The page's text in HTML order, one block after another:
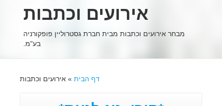
אירועים וכתבות
מבחר אירועים וכתבות מבית חברת גסטרוליין פופקורניה
בע"מ.
דף הבית » אירועים וכתבות